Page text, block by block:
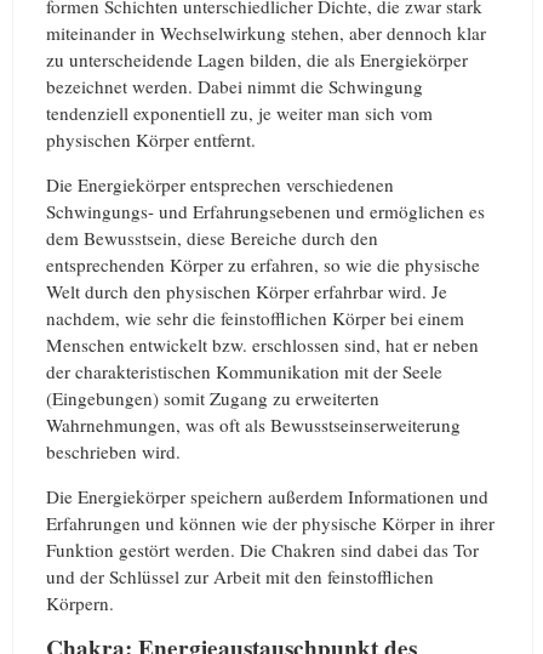
formen Schichten unterschiedlicher Dichte, die zwar stark
miteinander in Wechselwirkung stehen, aber dennoch klar
zu unterscheidende Lagen bilden, die als Energiekörper
bezeichnet werden. Dabei nimmt die Schwingung
tendenziell exponentiell zu, je weiter man sich vom
physischen Körper entfernt.
Die Energiekörper entsprechen verschiedenen
Schwingungs- und Erfahrungsebenen und ermöglichen es
dem Bewusstsein, diese Bereiche durch den
entsprechenden Körper zu erfahren, so wie die physische
Welt durch den physischen Körper erfahrbar wird. Je
nachdem, wie sehr die feinstofflichen Körper bei einem
Menschen entwickelt bzw. erschlossen sind, hat er neben
der charakteristischen Kommunikation mit der Seele
(Eingebungen) somit Zugang zu erweiterten
Wahrnehmungen, was oft als Bewusstseinserweiterung
beschrieben wird.
Die Energiekörper speichern außerdem Informationen und
Erfahrungen und können wie der physische Körper in ihrer
Funktion gestört werden. Die Chakren sind dabei das Tor
und der Schlüssel zur Arbeit mit den feinstofflichen
Körpern.